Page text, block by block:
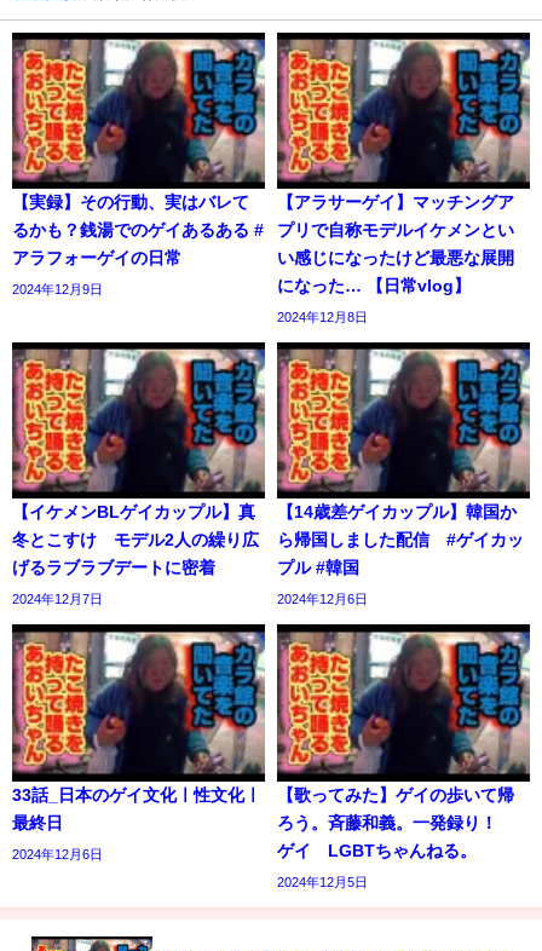
【実録】その行動、実はバレて
るかも？銭湯でのゲイあるある #
アラフォーゲイの日常
2024年12月9日
【アラサーゲイ】マッチングア
プリで自称モデルイケメンとい
い感じになったけど最悪な展開
になった… 【日常vlog】
2024年12月8日
【イケメンBLゲイカップル】真
冬とこすけ モデル2人の繰り広
げるラブラブデートに密着
2024年12月7日
【14歳差ゲイカップル】韓国か
ら帰国しました配信 #ゲイカッ
プル #韓国
2024年12月6日
33話_日本のゲイ文化ㅣ性文化ㅣ
最終日
2024年12月6日
【歌ってみた】ゲイの歩いて帰
ろう。斉藤和義。一発録り！
ゲイ LGBTちゃんねる。
2024年12月5日